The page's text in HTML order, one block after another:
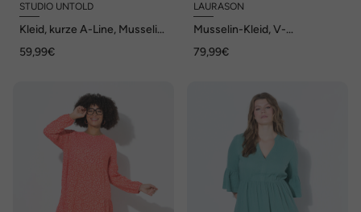
STUDIO UNTOLD
Kleid, kurze A-Line, Musselin,
59,99€
LAURASON
Musselin-Kleid, V-
Arm
79,99€